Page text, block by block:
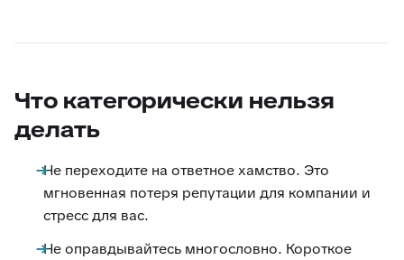
Что категорически нельзя
делать
Не переходите на ответное хамство. Это
мгновенная потеря репутации для компании и
стресс для вас.
Не оправдывайтесь многословно. Короткое